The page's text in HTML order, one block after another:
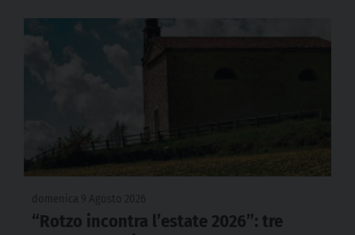
“Rotzo incontra l’estate 2026”: tre